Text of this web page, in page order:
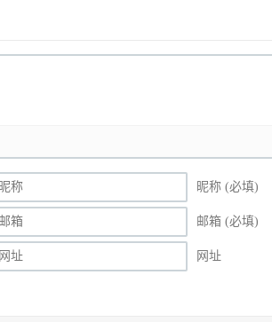
昵称 (必填)
邮箱 (必填)
网址